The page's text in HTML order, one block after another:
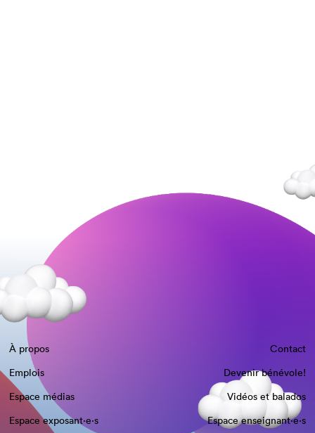
À propos
Contact
Emplois
Devenir bénévole!
Espace médias
Vidéos et balados
Espace exposant·e⋅s
Espace enseignant·e⋅s